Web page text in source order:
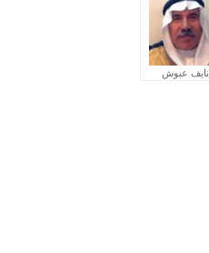
نايف عبوش